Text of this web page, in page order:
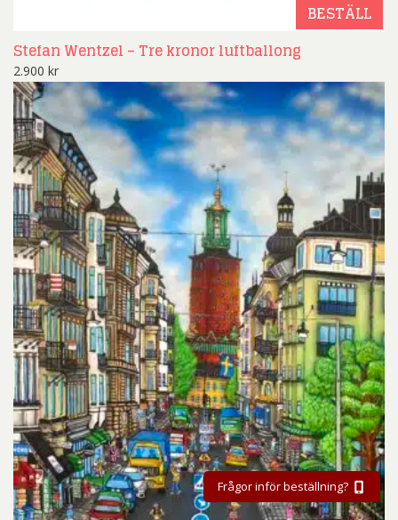
BESTÄLL
Stefan Wentzel – Tre kronor luftballong
2.900 kr
Frågor inför beställning?